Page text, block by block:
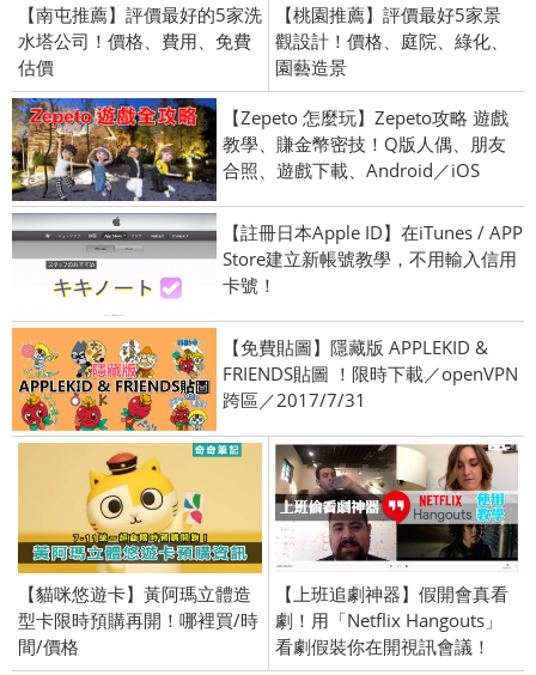
【南屯推薦】評價最好的5家洗
水塔公司！價格、費用、免費
估價
【桃園推薦】評價最好5家景
觀設計！價格、庭院、綠化、
園藝造景
【Zepeto 怎麼玩】Zepeto攻略 遊戲
教學、賺金幣密技！Q版人偶、朋友
合照、遊戲下載、Android／iOS
【註冊日本Apple ID】在iTunes / APP
Store建立新帳號教學，不用輸入信用
卡號！
【免費貼圖】隱藏版 APPLEKID &
FRIENDS貼圖 ！限時下載／openVPN
跨區／2017/7/31
【貓咪悠遊卡】黃阿瑪立體造
型卡限時預購再開！哪裡買/時
間/價格
【上班追劇神器】假開會真看
劇！用「Netflix Hangouts」
看劇假裝你在開視訊會議！